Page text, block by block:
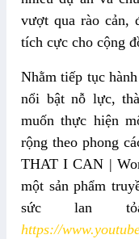
vượt qua rào cản,
tích cực cho cộng
Nhằm tiếp tục
nổi bậtnỗ lực,
muốn thực hiện
rộng theo phong
THAT I CAN |
một sản phẩm
sức lan
https://